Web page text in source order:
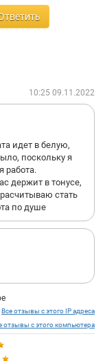
10:25 09.11.2022
идет в белую,
поскольку я
работа.
держит в тонусе,
стать
по душе
Все отзывы с этого IP адреса
отзывы с этого компьютера